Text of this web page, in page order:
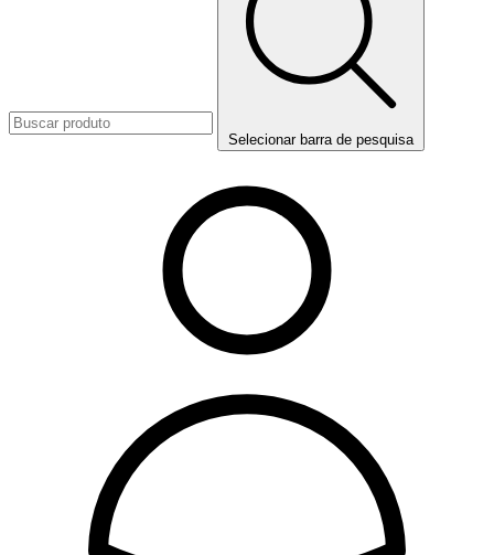
Selecionar barra de pesquisa